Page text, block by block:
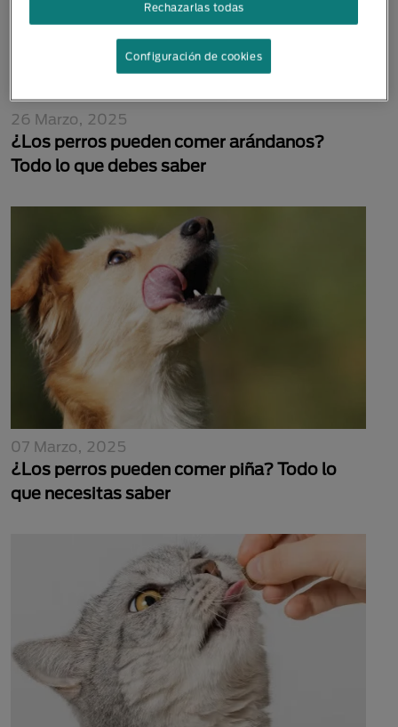
26 Marzo, 2025
¿Los perros pueden comer arándanos?
Todo lo que debes saber
07 Marzo, 2025
¿Los perros pueden comer piña? Todo lo
que necesitas saber
Rechazarlas todas
Configuración de cookies